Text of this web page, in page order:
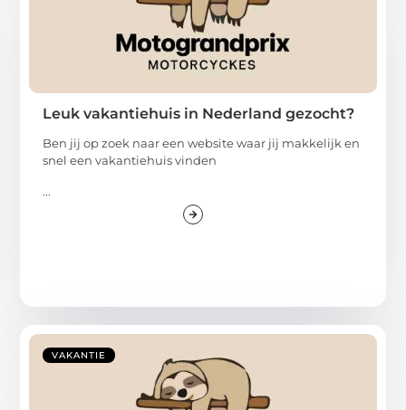
Leuk vakantiehuis in Nederland gezocht?
Ben jij op zoek naar een website waar jij makkelijk en
snel een vakantiehuis vinden
...
VAKANTIE